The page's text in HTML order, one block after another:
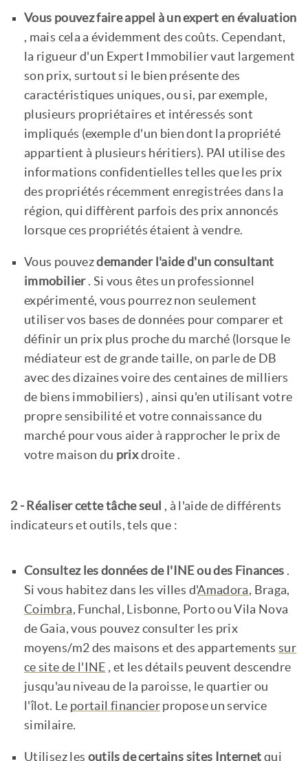
Vous pouvez faire appel à un expert en évaluation
, mais cela a évidemment des coûts. Cependant,
la rigueur d'un Expert Immobilier vaut largement
son prix, surtout si le bien présente des
caractéristiques uniques, ou si, par exemple,
plusieurs propriétaires et intéressés sont
impliqués (exemple d'un bien dont la propriété
appartient à plusieurs héritiers). PAI utilise des
informations confidentielles telles que les prix
des propriétés récemment enregistrées dans la
région, qui diffèrent parfois des prix annoncés
lorsque ces propriétés étaient à vendre.
Vous pouvezdemander l'aide d'un consultant
immobilier. Si vous êtes un professionnel
expérimenté, vous pourrez non seulement
utiliser vos bases de données pour comparer et
définir un prix plus proche du marché (lorsque le
médiateur est de grande taille, on parle de DB
avec des dizaines voire des centaines de milliers
de biens immobiliers) , ainsi qu'en utilisant votre
propre sensibilité et votre connaissance du
marché pour vous aider à rapprocher le prix de
votre maison du prixdroite .
2 - Réaliser cette tâche seul , à l'aide de différents
indicateurs et outils, tels que :
Consultez les données de l'INE ou des Finances .
Si vous habitez dans les villes d'Amadora, Braga,
Coimbra, Funchal, Lisbonne, Porto ou Vila Nova
de Gaia, vous pouvez consulter les prix
moyens/m2 des maisons et des appartementssur
ce site de l'INE , et les détails peuvent descendre
jusqu'au niveau de la paroisse, le quartier ou
l'îlot. Le portail financier propose un service
similaire.
Utilisez les outils de certains sites Internet qui